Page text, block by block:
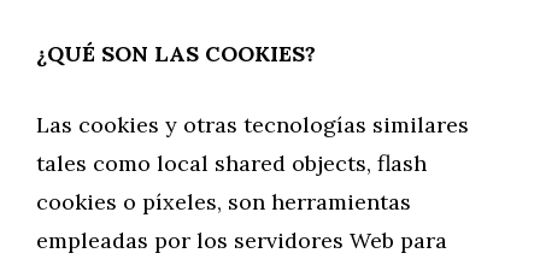
¿QUÉ SON LAS COOKIES?
Las cookies y otras tecnologías similares
tales como local shared objects, flash
cookies o píxeles, son herramientas
empleadas por los servidores Web para